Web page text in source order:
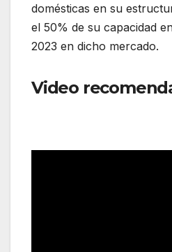
domésticas en su
el 50% de su capacidad
2023 en dicho mercado.
Video